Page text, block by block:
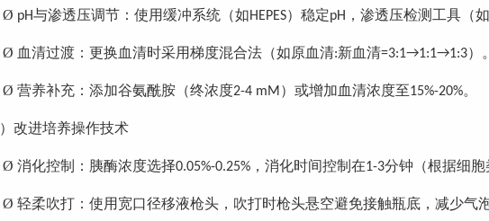
Ø pH与渗透压调节：使用缓冲系统（如HEPES）稳定pH ，渗透压检测工具（
Ø 血清过渡：更换血清时采用梯度混合法（如原血清:新血清=3:1→1:1→1:3）。
Ø 营养补充：添加谷氨酰胺（终浓度2-4 mM）或增加血清浓度至15%-20%。
） 改进培养操作技术
Ø 消化控制：胰酶浓度选择0.05%-0.25% ，消化时间控制在1-3分钟（根据细胞
Ø 轻柔吹打：使用宽口径移液枪头，吹打时枪头悬空避免接触瓶底，减少气泡